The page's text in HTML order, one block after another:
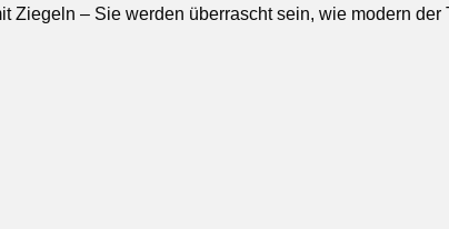
Ziegeln – Sie werden überrascht sein, wie modern